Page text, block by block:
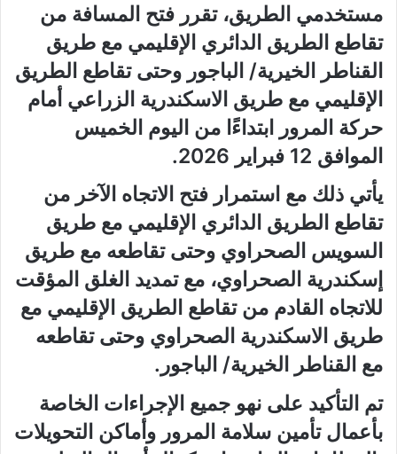
مستخدمي الطريق، تقرر فتح المسافة من
تقاطع الطريق الدائري الإقليمي مع طريق
القناطر الخيرية/ الباجور وحتى تقاطع الطريق
الإقليمي مع طريق الاسكندرية الزراعي أمام
حركة المرور ابتداءًا من اليوم الخميس
الموافق 12 فبراير 2026.
يأتي ذلك مع استمرار فتح الاتجاه الآخر من
تقاطع الطريق الدائري الإقليمي مع طريق
السويس الصحراوي وحتى تقاطعه مع طريق
إسكندرية الصحراوي، مع تمديد الغلق المؤقت
للاتجاه القادم من تقاطع الطريق الإقليمي مع
طريق الاسكندرية الصحراوي وحتى تقاطعه
مع القناطر الخيرية/ الباجور.
تم التأكيد على نهو جميع الإجراءات الخاصة
بأعمال تأمين سلامة المرور وأماكن التحويلات